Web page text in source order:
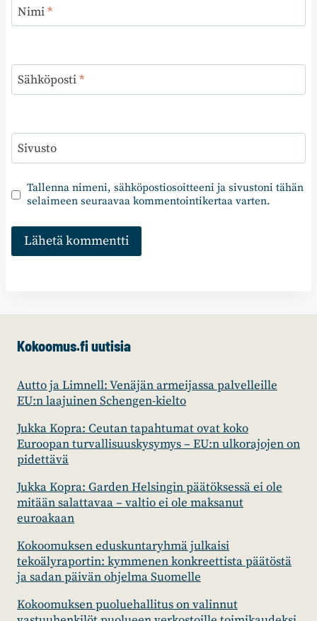
Nimi*
Sähköposti*
Sivusto
Tallenna nimeni, sähköpostiosoitteeni ja sivustoni tähän
selaimeen seuraavaa kommentointikertaa varten.
Kokoomus.fi uutisia
Autto ja Limnell: Venäjän armeijassa palvelleille
EU:n laajuinen Schengen-kielto
Jukka Kopra: Ceutan tapahtumat ovat koko
Euroopan turvallisuuskysymys – EU:n ulkorajojen on
pidettävä
Jukka Kopra: Garden Helsingin päätöksessä ei ole
mitään salattavaa – valtio ei ole maksanut
euroakaan
Kokoomuksen eduskuntaryhmä julkaisi
tekoälyraportin: kymmenen konkreettista päätöstä
ja sadan päivän ohjelma Suomelle
Kokoomuksen puoluehallitus on valinnut